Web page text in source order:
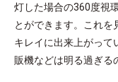
灯した場合の360度視
とができます。これを
キレイに出来上がって
販機などは明る過ぎる